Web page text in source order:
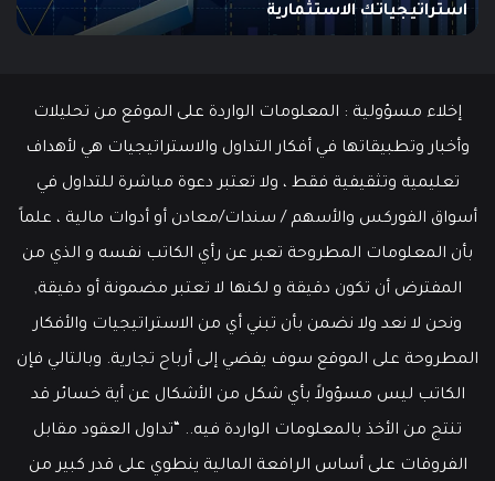
ما هو الـ Swing Trading؟ دليلك الشامل للمبتدئين
إخلاء مسؤولية : المعلومات الواردة على الموقع من تحليلات
وأخبار وتطبيقاتها في أفكار التداول والاستراتيجيات هي لأهداف
تعليمية وتثقيفية فقط ، ولا تعتبر دعوة مباشرة للتداول في
أسواق الفوركس والأسهم / سندات/معادن أو أدوات مالية ، علماً
بأن المعلومات المطروحة تعبر عن رأي الكاتب نفسه و الذي من
المفترض أن تكون دقيقة و لكنها لا تعتبر مضمونة أو دقيقة,
ونحن لا نعد ولا نضمن بأن تبني أي من الاستراتيجيات والأفكار
المطروحة على الموقع سوف يفضي إلى أرباح تجارية. وبالتالي فإن
الكاتب ليس مسؤولاً بأي شكل من الأشكال عن أية خسائر قد
تنتج من الأخذ بالمعلومات الواردة فيه.. “تداول العقود مقابل
الفروقات على أساس الرافعة المالية ينطوي على قدر كبير من